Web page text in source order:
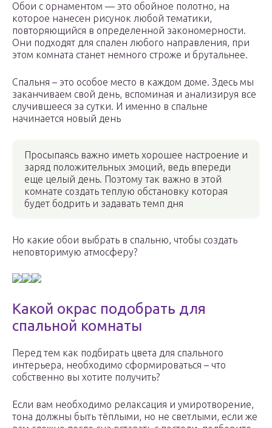
Обои с орнаментом — это обойное полотно, на
которое нанесен рисунок любой тематики,
повторяющийся в определенной закономерности.
Они подходят для спален любого направления, при
этом комната станет немного строже и брутальнее.
Спальня – это особое место в каждом доме. Здесь мы
заканчиваем свой день, вспоминая и анализируя все
случившееся за cутки. И именно в спальне
начинается новый день
Просыпаясь важно иметь хорошее настроение и
заряд положительных эмоций, ведь впереди
еще целый день. Поэтому так важно в этой
комнате создать теплую обстановку которая
будет бодрить и задавать темп дня
Но какие обои выбрать в спальню, чтобы создать
неповторимую атмосферу?
Какой окрас подобрать для
спальной комнаты
Перед тем как подбирать цвета для спального
интерьера, необходимо сформироваться – что
собственно вы хотите получить?
Если вам необходимо релаксация и умиротворение,
тона должны быть тёплыми, но не светлыми, если же